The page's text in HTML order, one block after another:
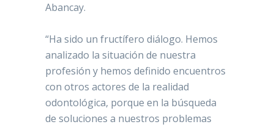
Abancay.
“Ha sido un fructífero diálogo. Hemos
analizado la situación de nuestra
profesión y hemos definido encuentros
con otros actores de la realidad
odontológica, porque en la búsqueda
de soluciones a nuestros problemas